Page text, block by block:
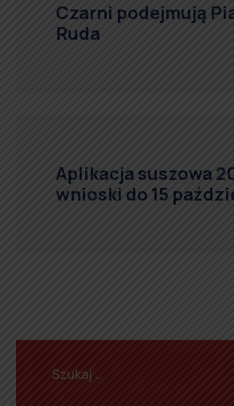
Czarni podejmują
Ruda
Aplikacja suszowa
wnioski do 15